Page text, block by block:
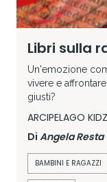
Libri sulla
Un'emozione
vivere e
giusti?
ARCIPELAGO KIDZ
Di Angela Resta
BAMBINI E RAGAZZI